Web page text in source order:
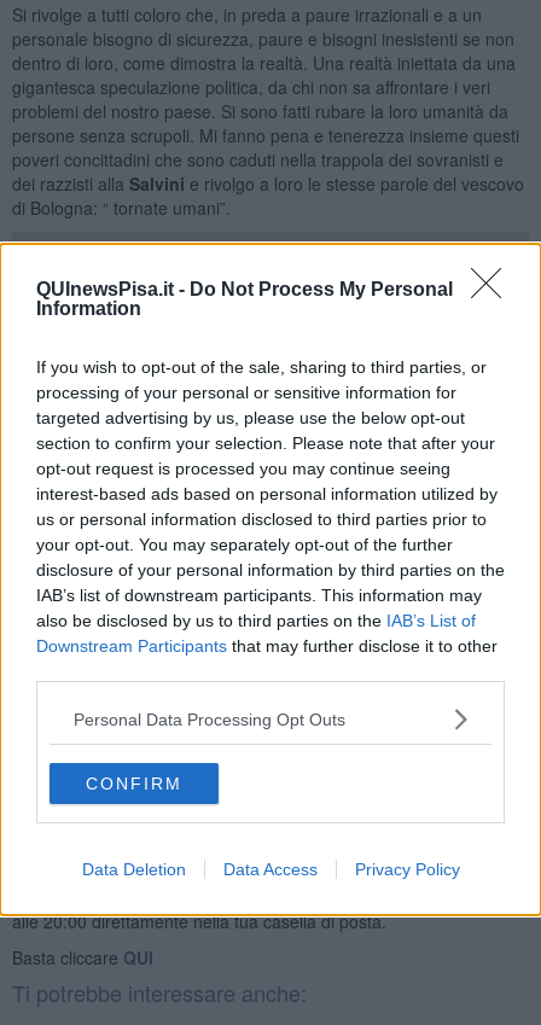
QUInewsPisa.it - Do Not Process My Personal
Information
If you wish to opt-out of the sale, sharing to third parties, or
processing of your personal or sensitive information for
targeted advertising by us, please use the below opt-out
section to confirm your selection. Please note that after your
opt-out request is processed you may continue seeing
interest-based ads based on personal information utilized by
us or personal information disclosed to third parties prior to
your opt-out. You may separately opt-out of the further
disclosure of your personal information by third parties on the
IAB’s list of downstream participants. This information may
also be disclosed by us to third parties on the IAB’s List of
Downstream Participants that may further disclose it to other
Personal Data Processing Opt Outs
CONFIRM
Data Deletion Data Access Privacy Policy
Si rivolge a tutti coloro che, in preda a paure irrazionali e a un
personale bisogno di sicurezza, paure e bisogni inesistenti se non
dentro di loro, come dimostra la realtà. Una realtà iniettata da una
gigantesca speculazione politica, da chi non sa affrontare i veri
problemi del nostro paese. Si sono fatti rubare la loro umanità da
persone senza scrupoli. Mi fanno pena e tenerezza insieme questi
poveri concittadini che sono caduti nella trappola dei sovranisti e
dei razzisti alla Salvini e rivolgo a loro le stesse parole del vescovo
di Bologna: “ tornate umani”.
Odio e cattiveria verso il diverso come nuova mutazione
? Io spero di non essere arrivati a tanto. Anche se siamo un pezzo
avanti. Ha ragioneCamillerisi vive lo stesso clima nel
qualeMussoliniapplaudito dalla maggioranza degli italiani ci
regalò la vergogna delle leggi razziali.
Ma una cosa è certa, anche la sinistra in questi anni ha fatto
cadere come foglie morte i valori della solidarietà, dell’accoglienza
e di quell’umanesimo che ha innervato tutta la sua storia. Non ha
saputo dare e non ha voluto dare agliItaliani la giusta dimensione
umana ed economica del fenomeno migratorio. Forse qualcuno ne
porta la responsabilità maggiore, ma forse colpevoli lo siamo tutti
per non aver fatto tutto quanto il possibile e anche l’impossibile per
evitare quell’enorme Cimitero sotto il nostro bellissimo mare.
Siamo ancora in tempo, se non ora quando?
Tito Barbini
Se vuoi leggere le notizie principali della Toscana iscriviti alla
alle 20:00 direttamente nella tua casella di posta.
Basta cliccare QUI
Ti potrebbe interessare anche: